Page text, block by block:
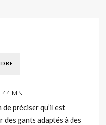
44 MIN
préciser qu’il est
des gants adaptés à des